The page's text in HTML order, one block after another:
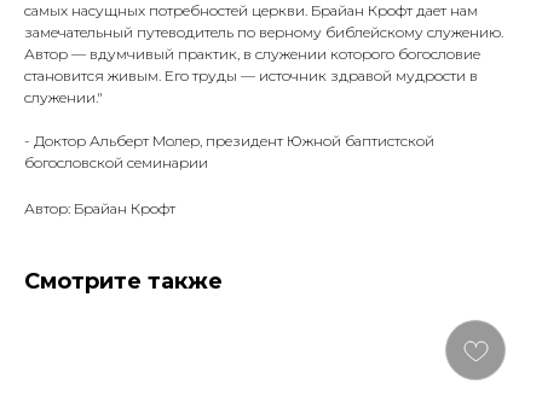
самых насущных потребностей церкви. Брайан Крофт дает нам
замечательный путеводитель по верному библейскому служению.
Автор — вдумчивый практик, в служении которого богословие
становится живым. Его тру­ды — источник здравой мудрости в
служении."
- Доктор Альберт Молер, президент Южной баптистской
богословской семинарии
Автор: Брайан Крофт
Смотрите также